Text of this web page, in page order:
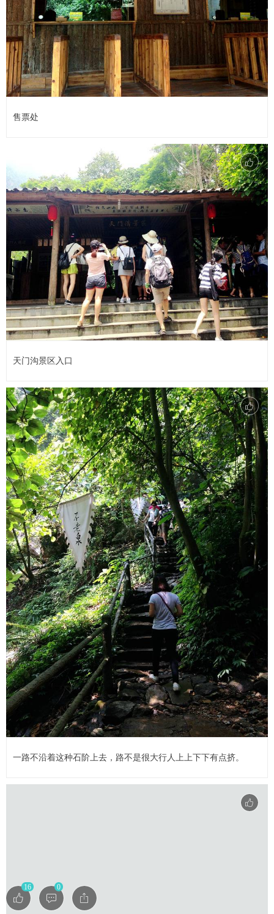
售票处
天门沟景区入口
一路不沿着这种石阶上去，路不是很大行人上上下下有点挤。
16 0